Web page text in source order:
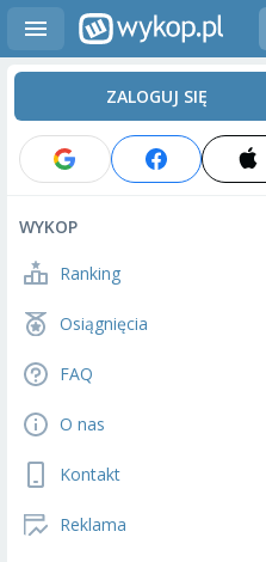
ZALOGUJ SIĘ
WYKOP
Ranking
Osiągnięcia
FAQ
O nas
Kontakt
Reklama